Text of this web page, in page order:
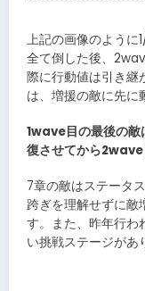
上記の画像のように
全て倒した後、
際に行動値は引き継
は、増援の敵に先に
1wave目の最後の敵
復させてから2wave
7章の敵はステータ
跨ぎを理解せずに敵
す。また、昨年行
い挑戦ステージがあ